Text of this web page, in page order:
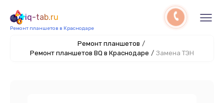
iq-tab.ru
Ремонт планшетов в Краснодаре
Ремонт планшетов /
Ремонт планшетов BQ в Краснодаре / Замена ТЭН